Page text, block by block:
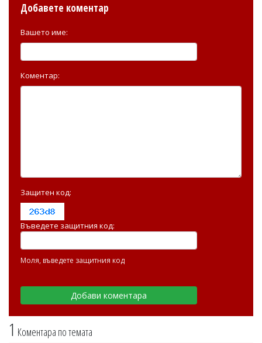
1 Коментара по темата
Добавете коментар
Вашето име:
Коментар:
Защитен код:
Въведете защитния код:
Моля, въведете защитния код